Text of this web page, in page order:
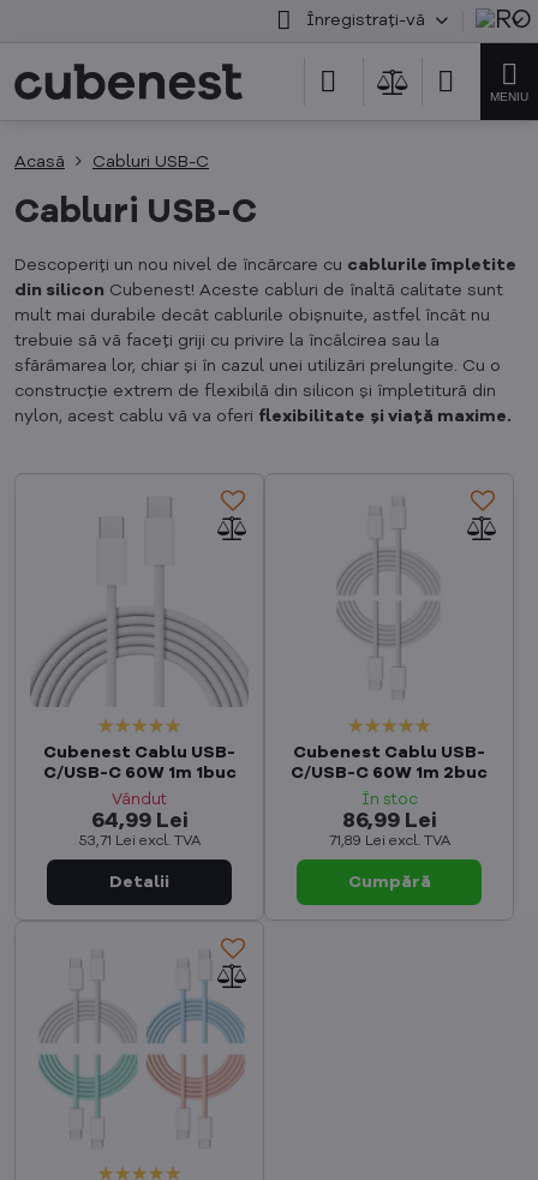
Înregistrați-vă
Acasă Cabluri USB-C
Cabluri USB-C
Descoperiți un nou nivel de încărcare cu cablurile împletite
din silicon Cubenest! Aceste cabluri de înaltă calitate sunt
mult mai durabile decât cablurile obișnuite, astfel încât nu
trebuie să vă faceți griji cu privire la încâlcirea sau la
sfărâmarea lor, chiar și în cazul unei utilizări prelungite. Cu o
construcție extrem de flexibilă din silicon și împletitură din
nylon, acest cablu vă va oferi flexibilitate și viață maxime.
Cubenest Cablu USB-
C/USB-C 60W 1m 1buc
Vândut
64,99 Lei
53,71 Lei excl. TVA
Cubenest Cablu USB-
C/USB-C 60W 1m 2buc
În stoc
86,99 Lei
71,89 Lei excl. TVA
Cumpără